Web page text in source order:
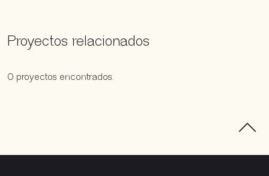
Proyectos relacionados
0 proyectos encontrados.